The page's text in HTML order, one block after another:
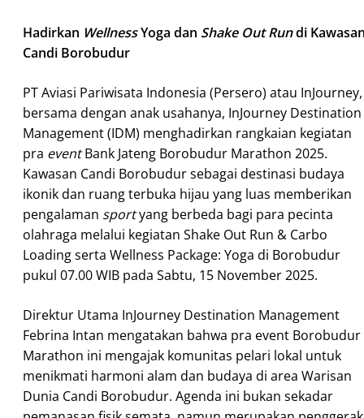
Hadirkan WellnessYoga dan Shake Out Rundi
Candi Borobudur
PT Aviasi Pariwisata Indonesia (Persero) atau InJourney,
bersama dengan anak usahanya, InJourney Destination
Management (IDM) menghadirkan rangkaian kegiatan
pra eventBank Jateng Borobudur Marathon 2025.
Kawasan Candi Borobudur sebagai destinasi budaya
ikonik dan ruang terbuka hijau yang luas memberikan
pengalaman sportyang berbeda bagi para pecinta
olahraga melalui kegiatan Shake Out Run & Carbo
Loading serta Wellness Package: Yoga di Borobudur
pukul 07.00 WIB pada Sabtu, 15 November 2025.
Direktur Utama InJourney Destination Management
Febrina Intan mengatakan bahwa pra event Borobudur
Marathon ini mengajak komunitas pelari lokal untuk
menikmati harmoni alam dan budaya di area Warisan
Dunia Candi Borobudur. Agenda ini bukan sekadar